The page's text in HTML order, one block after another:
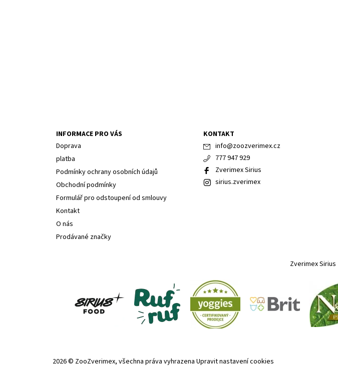
INFORMACE PRO VÁS
Doprava
platba
Podmínky ochrany osobních údajů
Obchodní podmínky
Formulář pro odstoupení od smlouvy
Kontakt
O nás
Prodávané značky
KONTAKT
info@zoozverimex.cz
777 947 929
Zverimex Sirius
sirius.zverimex
Zverimex Sirius
2026 © ZooZverimex, všechna práva vyhrazena Upravit nastavení cookies